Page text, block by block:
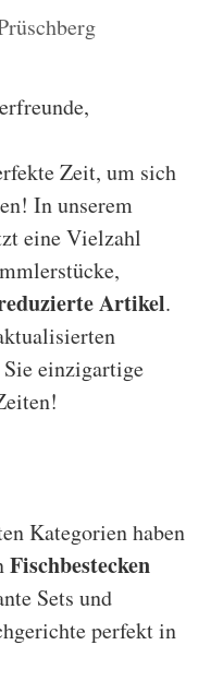
Zeit, um sich
In unserem
eine Vielzahl
Artikel.
einzigartige
Kategorien haben
Fischbestecken
Sets und
perfekt in